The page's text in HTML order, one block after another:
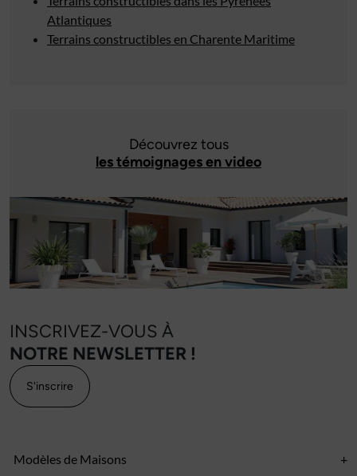
Atlantiques
Terrains constructibles en Charente Maritime
Découvrez tous
les témoignages en video
INSCRIVEZ-VOUS À
NOTRE NEWSLETTER !
S'inscrire
Modèles de Maisons